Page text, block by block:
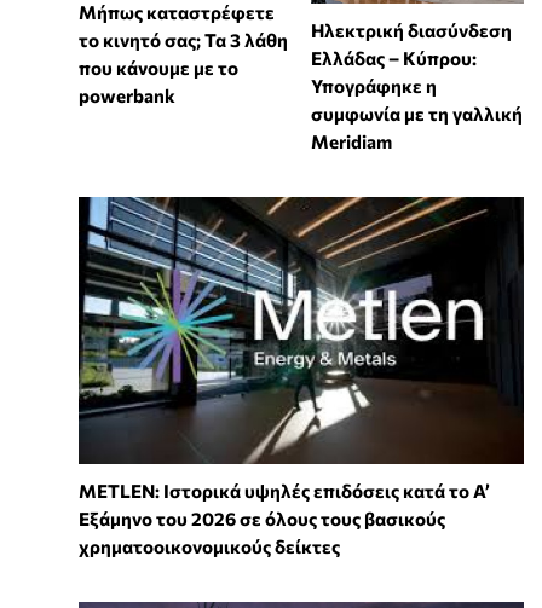
Μήπως καταστρέφετε
το κινητό σας; Τα 3 λάθη
που κάνουμε με το
powerbank
Ηλεκτρική διασύνδεση
Ελλάδας – Κύπρου:
Υπογράφηκε η
συμφωνία με τη γαλλική
Meridiam
METLEN: Ιστορικά υψηλές επιδόσεις κατά το Α’
Εξάμηνο του 2026 σε όλους τους βασικούς
χρηματοοικονομικούς δείκτες